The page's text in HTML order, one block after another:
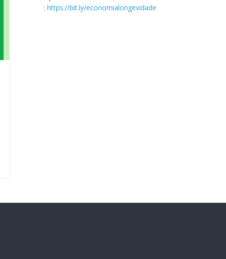
: https://bit.ly/economialongevidade